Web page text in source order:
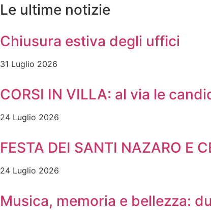
Le ultime notizie
Chiusura estiva degli uffici
31 Luglio 2026
CORSI IN VILLA: al via le
24 Luglio 2026
FESTA DEI SANTI NAZARO E
24 Luglio 2026
Musica, memoria e bellezza: